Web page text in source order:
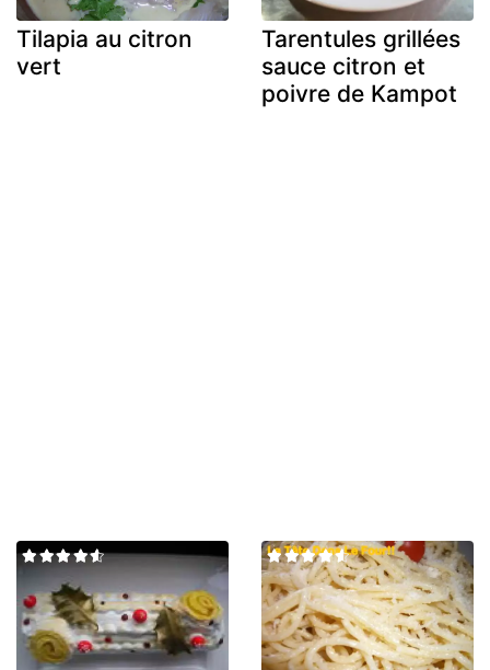
Tilapia au citron
vert
Tarentules grillées
sauce citron et
poivre de Kampot